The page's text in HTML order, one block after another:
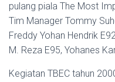
pulang piala The Most
Tim Manager Tommy
Freddy Yohan Hendrik
M. Reza E95, Yohanes
Kegiatan TBEC tahun